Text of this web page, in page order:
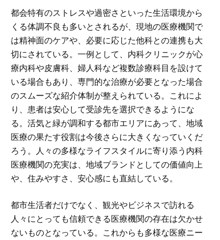
都会特有のストレスや過密さといった生活環境から
くる体調不良も多いとされるが、現地の医療機関で
は精神面のケアや、必要に応じた他科との連携も大
切にされている。一例として、内科クリニックが心
療内科や皮膚科、婦人科など複数診療科目を設けて
いる場合もあり、専門的な治療が必要となった場合
のスムーズな紹介体制が整えられている。これによ
り、患者は安心して受診先を選択できるようにな
る。活気と緑が調和する都市エリアにあって、地域
医療の果たす役割は今後さらに大きくなっていくだ
ろう。人々の多様なライフスタイルに寄り添う内科
医療機関の充実は、地域ブランドとしての価値向上
や、住みやすさ、安心感にも直結している。
都市生活者だけでなく、観光やビジネスで訪れる
人々にとっても信頼できる医療機関の存在は欠かせ
ないものとなっている。これからも多様な医療ニー